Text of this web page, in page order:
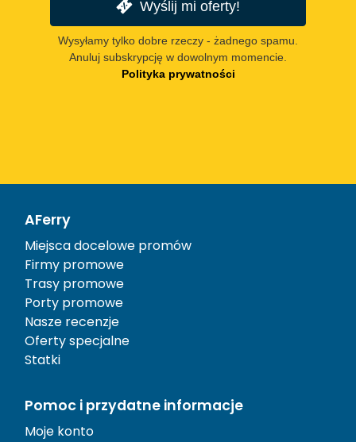
Wyślij mi oferty!
Wysyłamy tylko dobre rzeczy - żadnego spamu.
Anuluj subskrypcję w dowolnym momencie.
Polityka prywatności
AFerry
Miejsca docelowe promów
Firmy promowe
Trasy promowe
Porty promowe
Nasze recenzje
Oferty specjalne
Statki
Pomoc i przydatne informacje
Moje konto